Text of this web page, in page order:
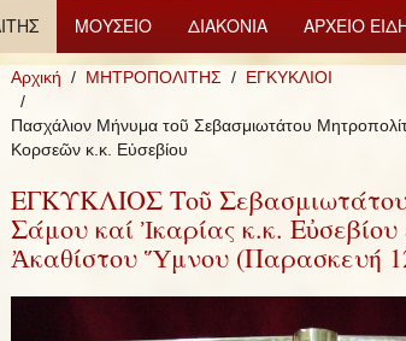
ΜΟΥΣΕΙΟ ΔΙΑΚΟΝΙΑ ΑΡΧΕΙΟ
Αρχική ΜΗΤΡΟΠΟΛΙΤΗΣ ΕΓΚΥΚΛΙΟΙ
Πασχάλιον Μήνυμα τοῦ Σεβασμιωτάτου
Κορσεῶν κ.κ. Εὐσεβίου
ΕΓΚΥΚΛΙΟΣ Τοῦ
Σάμου καί Ἰκαρίας κ.κ. Εὐσεβίου
Ἀκαθίστου Ὕμνου (Παρασκευή